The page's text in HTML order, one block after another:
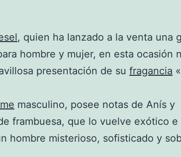
, quien ha lanzado a la venta una
hombre y mujer, en esta ocasión
presentación de su fragancia
masculino, posee notas de Anís y
frambuesa, que lo vuelve exótico e
hombre misterioso, sofisticado y